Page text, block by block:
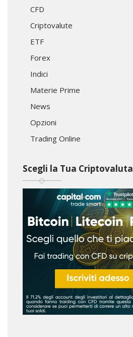
CFD
Criptovalute
ETF
Forex
Indici
Materie Prime
News
Opzioni
Trading Online
Scegli la Tua Criptovaluta